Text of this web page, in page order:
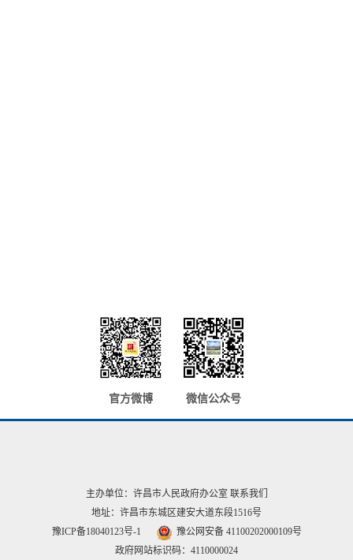
官方微博 微信公众号
主办单位：许昌市人民政府办公室 联系我们
地址：许昌市东城区建安大道东段1516号
豫ICP备18040123号-1
豫公网安备 41100202000109号
政府网站标识码：4110000024